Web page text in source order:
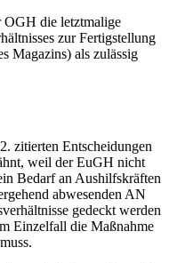
OGH die letztmalige
zur Fertigstellung
Magazins) als zulässig
zitierten Entscheidungen
weil der EuGH nicht
Bedarf an Aushilfskräften
abwesenden AN
gedeckt werden
Einzelfall die Maßnahme